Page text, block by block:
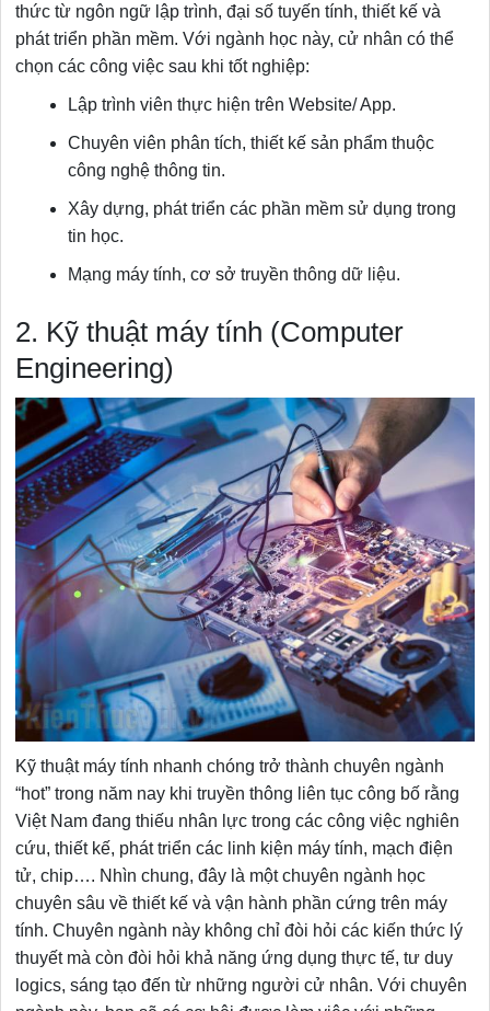
thức từ ngôn ngữ lập trình, đại số tuyến tính, thiết kế và
phát triển phần mềm. Với ngành học này, cử nhân có thể
chọn các công việc sau khi tốt nghiệp:
Lập trình viên thực hiện trên Website/ App.
Chuyên viên phân tích, thiết kế sản phẩm thuộc
công nghệ thông tin.
Xây dựng, phát triển các phần mềm sử dụng trong
tin học.
Mạng máy tính, cơ sở truyền thông dữ liệu.
2. Kỹ thuật máy tính (Computer
Engineering)
Kỹ thuật máy tính nhanh chóng trở thành chuyên ngành
“hot” trong năm nay khi truyền thông liên tục công bố rằng
Việt Nam đang thiếu nhân lực trong các công việc nghiên
cứu, thiết kế, phát triển các linh kiện máy tính, mạch điện
tử, chip…. Nhìn chung, đây là một chuyên ngành học
chuyên sâu về thiết kế và vận hành phần cứng trên máy
tính. Chuyên ngành này không chỉ đòi hỏi các kiến thức lý
thuyết mà còn đòi hỏi khả năng ứng dụng thực tế, tư duy
logics, sáng tạo đến từ những người cử nhân. Với chuyên